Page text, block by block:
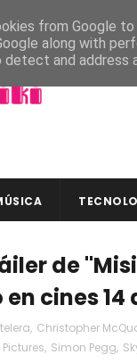
de
en cines 14
, Christopher
, Simon Pegg,
from Google
along with
and address